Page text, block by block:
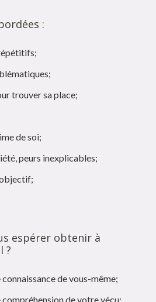
:
trouver sa place;
de soi;
peurs inexplicables;
espérer obtenir à
?
de vous-même;
de votre vécu;